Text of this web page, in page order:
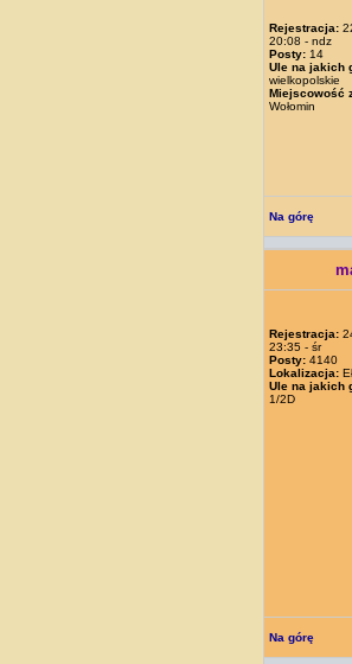
Rejestracja:
20:08 - ndz
Posty: 14
Ule na jakich
wielkopolskie
Miejscowość
Wołomin
Na górę
Rejestracja:
23:35 - śr
Posty: 4140
Lokalizacja:
Ule na jakich
1/2D
Na górę